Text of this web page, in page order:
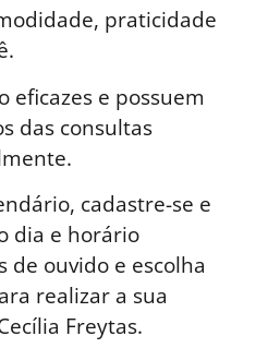
praticidade
eficazes e possuem
das consultas
cadastre-se e
dia e horário
de ouvido e escolha
realizar a sua
Freytas.